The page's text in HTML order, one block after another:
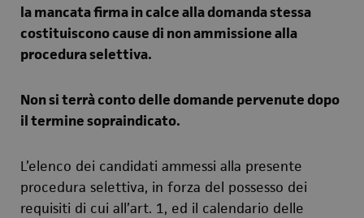
la mancata firma in calce alla domanda stessa
costituiscono cause di non ammissione alla
procedura selettiva.
Non si terrà conto delle domande pervenute dopo
il termine sopraindicato.
L’elenco dei candidati ammessi alla presente
procedura selettiva, in forza del possesso dei
requisiti di cui all’art. 1, ed il calendario delle